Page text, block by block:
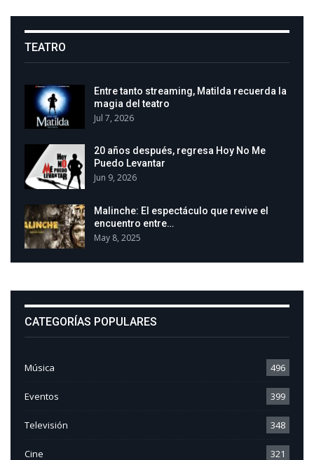
TEATRO
Entre tanto streaming, Matilda recuerda la
magia del teatro
Jul 7, 2026
20 años después, regresa Hoy No Me
Puedo Levantar
Jun 9, 2026
Malinche: El espectáculo que revive el
encuentro entre…
May 8, 2025
CATEGORÍAS POPULARES
Música 496
Eventos 399
Televisión 348
Cine 321